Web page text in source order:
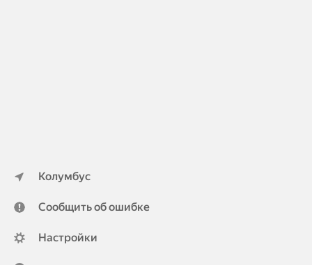
Колумбус
Сообщить об ошибке
Настройки